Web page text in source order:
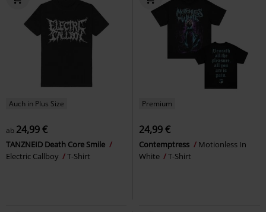
Auch in Plus Size
ab 24,99 €
TANZNEID Death Core Smile
Electric Callboy
T-Shirt
Premium
24,99 €
Contemptress
Motionless In
White
T-Shirt